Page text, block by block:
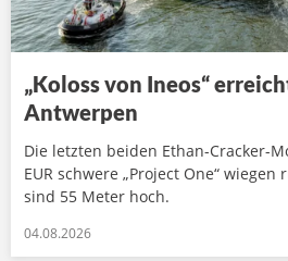
„Koloss von Ineos“
Antwerpen
Die letzten beiden Ethan-Cracker-
EUR schwere „Project One“
sind 55 Meter hoch.
04.08.2026